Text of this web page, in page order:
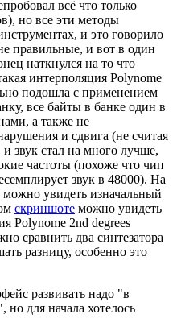
всё что только
но все эти методы
и это говорило
правильные, и вот в один
наткнулся на то что
интерполяция Polynome
подошла с применением
все байты в банке один в
а также не
и сдвига (не считая
звук стал на много лучше,
частоты (похоже что чип
звук в 48000). На
можно увидеть изначальный
скриншоте можно увидеть
Polynome 2nd degrees
сравнить два синтезатора
разницу, особенно это
развивать надо "в
для начала хотелось